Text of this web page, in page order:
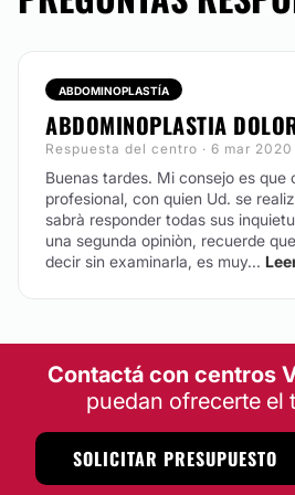
ABDOMINOPLASTÍA
ABDOMINOPLASTIA
Respuesta del centro · 6 mar 2020
Buenas tardes. Mi consejo es que
profesional, con quien Ud. se
sabrà responder todas sus
una segunda opiniòn, recuerde
decir sin examinarla, es muy...
Contactá con centros
puedan ofrecerte el
SOLICITAR PRESUPUESTO